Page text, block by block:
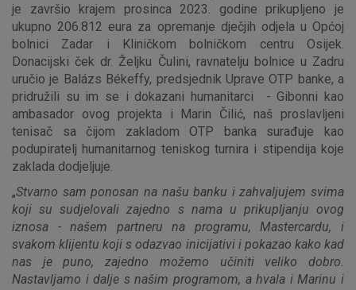
je završio krajem prosinca 2023. godine prikupljeno je
ukupno 206.812 eura za opremanje dječjih odjela u Općoj
bolnici Zadar i Kliničkom bolničkom centru Osijek.
Donacijski ček dr. Željku Čulini, ravnatelju bolnice u Zadru
uručio je Balázs Békeffy, predsjednik Uprave OTP banke, a
pridružili su im se i dokazani humanitarci - Gibonni kao
ambasador ovog projekta i Marin Čilić, naš proslavljeni
tenisač sa čijom zakladom OTP banka surađuje kao
podupiratelj humanitarnog teniskog turnira i stipendija koje
zaklada dodjeljuje.
„Stvarno sam ponosan na našu banku i zahvaljujem svima
koji su sudjelovali zajedno s nama u prikupljanju ovog
iznosa - našem partneru na programu, Mastercardu, i
svakom klijentu koji s odazvao inicijativi i pokazao kako kad
nas je puno, zajedno možemo učiniti veliko dobro.
Nastavljamo i dalje s našim programom, a hvala i Marinu i